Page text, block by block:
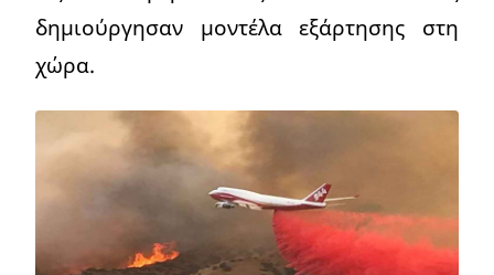
δημιούργησαν μοντέλα εξάρτησης στη
χώρα.